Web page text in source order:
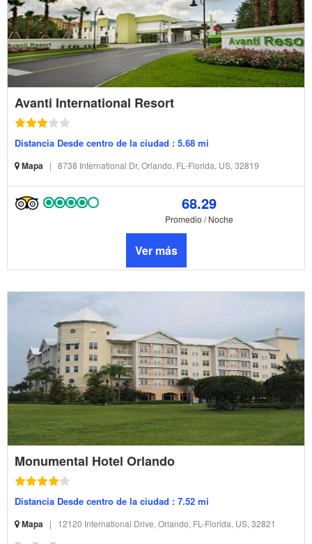
Avanti International Resort
Distancia Desde centro de la ciudad : 5.68 mi
Mapa | 8738 International Dr, Orlando, FL-Florida, US, 32819
68.29
Promedio / Noche
Ver más
Monumental Hotel Orlando
Distancia Desde centro de la ciudad : 7.52 mi
Mapa | 12120 International Drive, Orlando, FL-Florida, US, 32821